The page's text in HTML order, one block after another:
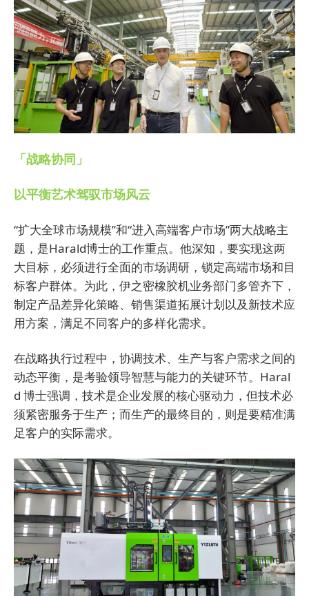
「战略协同」
以平衡艺术驾驭市场风云
“扩大全球市场规模”和“进入高端客户市场”两大战略主
题，是Harald博士的工作重点。他深知，要实现这两
大目标，必须进行全面的市场调研，锁定高端市场和目
标客户群体。为此，伊之密橡胶机业务部门多管齐下，
制定产品差异化策略、销售渠道拓展计划以及新技术应
用方案，满足不同客户的多样化需求。
在战略执行过程中，协调技术、生产与客户需求之间的
动态平衡，是考验领导智慧与能力的关键环节。Haral
d 博士强调，技术是企业发展的核心驱动力，但技术必
须紧密服务于生产；而生产的最终目的，则是要精准满
足客户的实际需求。